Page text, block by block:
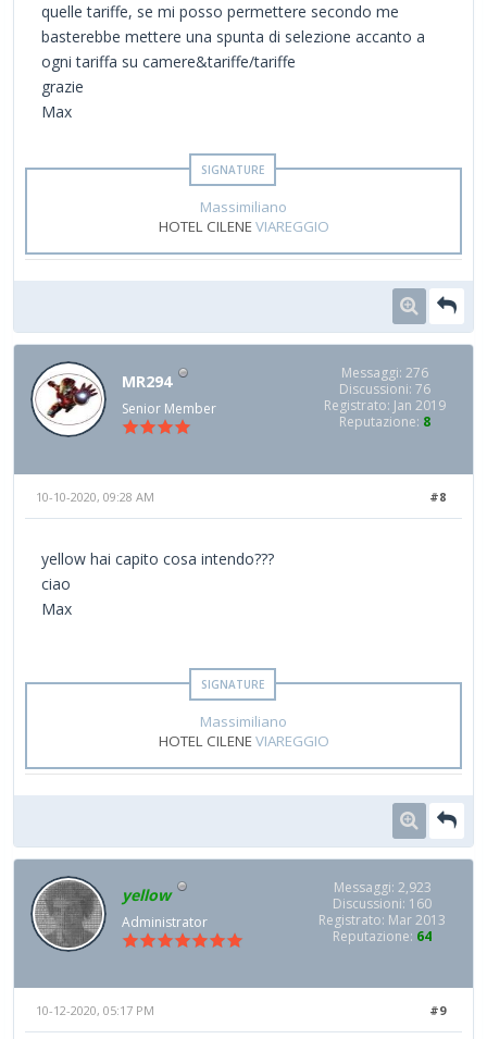
quelle tariffe, se mi posso permettere secondo me
basterebbe mettere una spunta di selezione accanto a
ogni tariffa su camere&tariffe/tariffe
grazie
Max
Massimiliano
HOTEL CILENEVIAREGGIO
MR294
Senior Member
Messaggi: 276
Discussioni: 76
Registrato: Jan 2019
Reputazione: 8
#8
10-10-2020, 09:28 AM
yellow hai capito cosa intendo???
ciao
Max
Massimiliano
HOTEL CILENEVIAREGGIO
yellow
Administrator
Messaggi: 2,923
Discussioni: 160
Registrato: Mar 2013
Reputazione: 64
#9
10-12-2020, 05:17 PM